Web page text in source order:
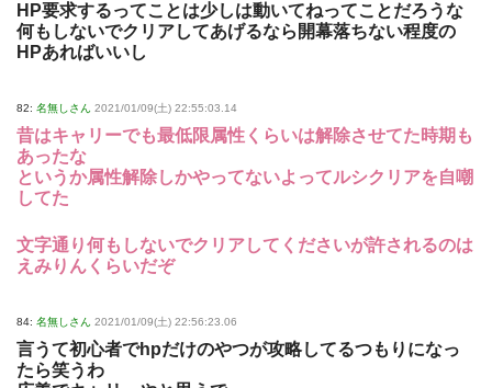
HP要求するってことは少しは動いてねってことだろうな
何もしないでクリアしてあげるなら開幕落ちない程度の
HPあればいいし
82: 名無しさん 2021/01/09(土) 22:55:03.14
昔はキャリーでも最低限属性くらいは解除させてた時期も
あったな
というか属性解除しかやってないよってルシクリアを自嘲
してた
文字通り何もしないでクリアしてくださいが許されるのは
えみりんくらいだぞ
84: 名無しさん 2021/01/09(土) 22:56:23.06
言うて初心者でhpだけのやつが攻略してるつもりになっ
たら笑うわ